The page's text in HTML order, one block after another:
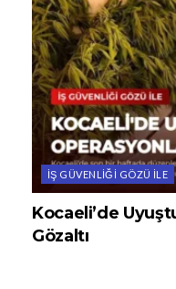
İŞ GÜVENLIĞI GÖZÜ ILE
Kocaeli’de
Gözaltı